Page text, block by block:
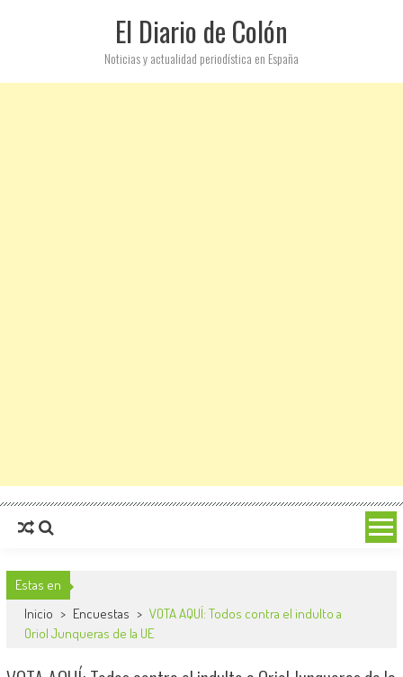
El Diario de Colón
Noticias y actualidad periodística en España
Estas en
Inicio > Encuestas > VOTA AQUÍ: Todos contra el indulto a
Oriol Junqueras de la UE